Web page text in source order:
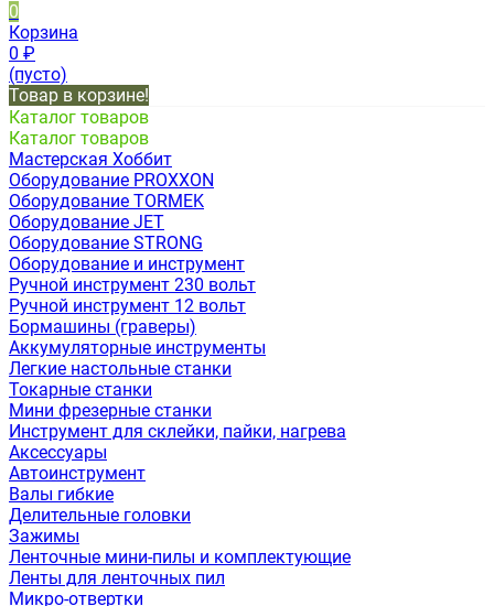
0
Корзина
0 ₽
(пусто)
Товар в корзине!
Каталог товаров
Каталог товаров
Мастерская Хоббит
Оборудование PROXXON
Оборудование TORMEK
Оборудование JET
Оборудование STRONG
Оборудование и инструмент
Ручной инструмент 230 вольт
Ручной инструмент 12 вольт
Бормашины (граверы)
Аккумуляторные инструменты
Легкие настольные станки
Токарные станки
Мини фрезерные станки
Инструмент для склейки, пайки, нагрева
Аксессуары
Автоинструмент
Валы гибкие
Делительные головки
Зажимы
Ленточные мини-пилы и комплектующие
Ленты для ленточных пил
Микро-отвертки